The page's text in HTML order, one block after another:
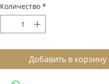
Количество *
Добавить в корзину